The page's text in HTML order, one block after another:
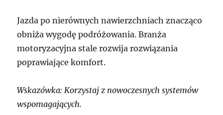
Jazda po nierównych nawierzchniach znacząco
obniża wygodę podróżowania. Branża
motoryzacyjna stale rozwija rozwiązania
poprawiające komfort.
Wskazówka: Korzystaj z nowoczesnych systemów
wspomagających.